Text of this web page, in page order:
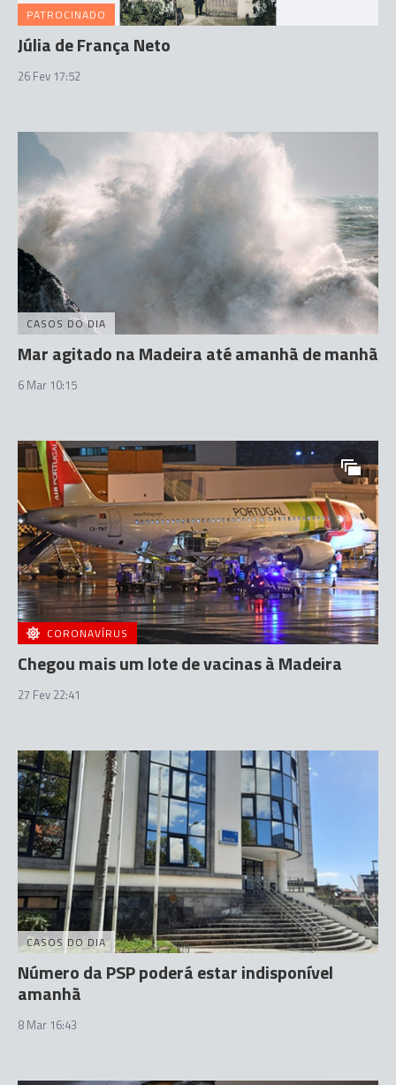
PATROCINADO
Júlia de França Neto
26 Fev 17:52
CASOS DO DIA
Mar agitado na Madeira até amanhã de manhã
6 Mar 10:15
CORONAVÍRUS
Chegou mais um lote de vacinas à Madeira
27 Fev 22:41
CASOS DO DIA
Número da PSP poderá estar indisponível
amanhã
8 Mar 16:43